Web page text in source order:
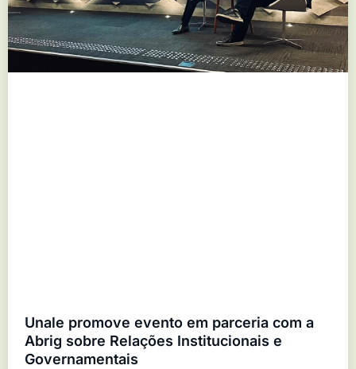
Unale promove evento em parceria com a
Abrig sobre Relações Institucionais e
Governamentais